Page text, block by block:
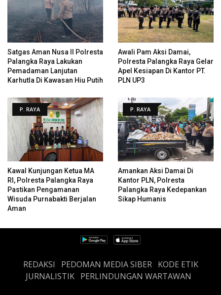
Satgas Aman Nusa II Polresta
Palangka Raya Lakukan
Pemadaman Lanjutan
Karhutla Di Kawasan Hiu Putih
Awali Pam Aksi Damai,
Polresta Palangka Raya Gelar
Apel Kesiapan Di Kantor PT.
PLN UP3
P. RAYA
Kawal Kunjungan Ketua MA
RI, Polresta Palangka Raya
Pastikan Pengamanan
Wisuda Purnabakti Berjalan
Aman
P. RAYA
Amankan Aksi Damai Di
Kantor PLN, Polresta
Palangka Raya Kedepankan
Sikap Humanis
REDAKSI PEDOMAN MEDIA SIBER
KODE ETIK
JURNALISTIK PERLINDUNGAN WARTAWAN